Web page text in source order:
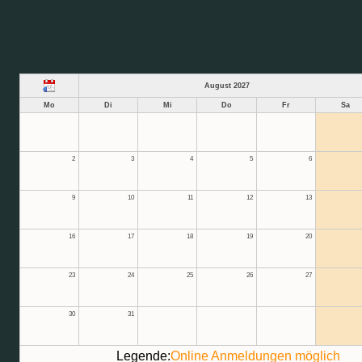
August 2027
Mo Di Mi Do Fr Sa
2 3 4 5 6
9 10 11 12 13
16 17 18 19 20
23 24 25 26 27
30 31
Legende:Online Anmeldungen möglich